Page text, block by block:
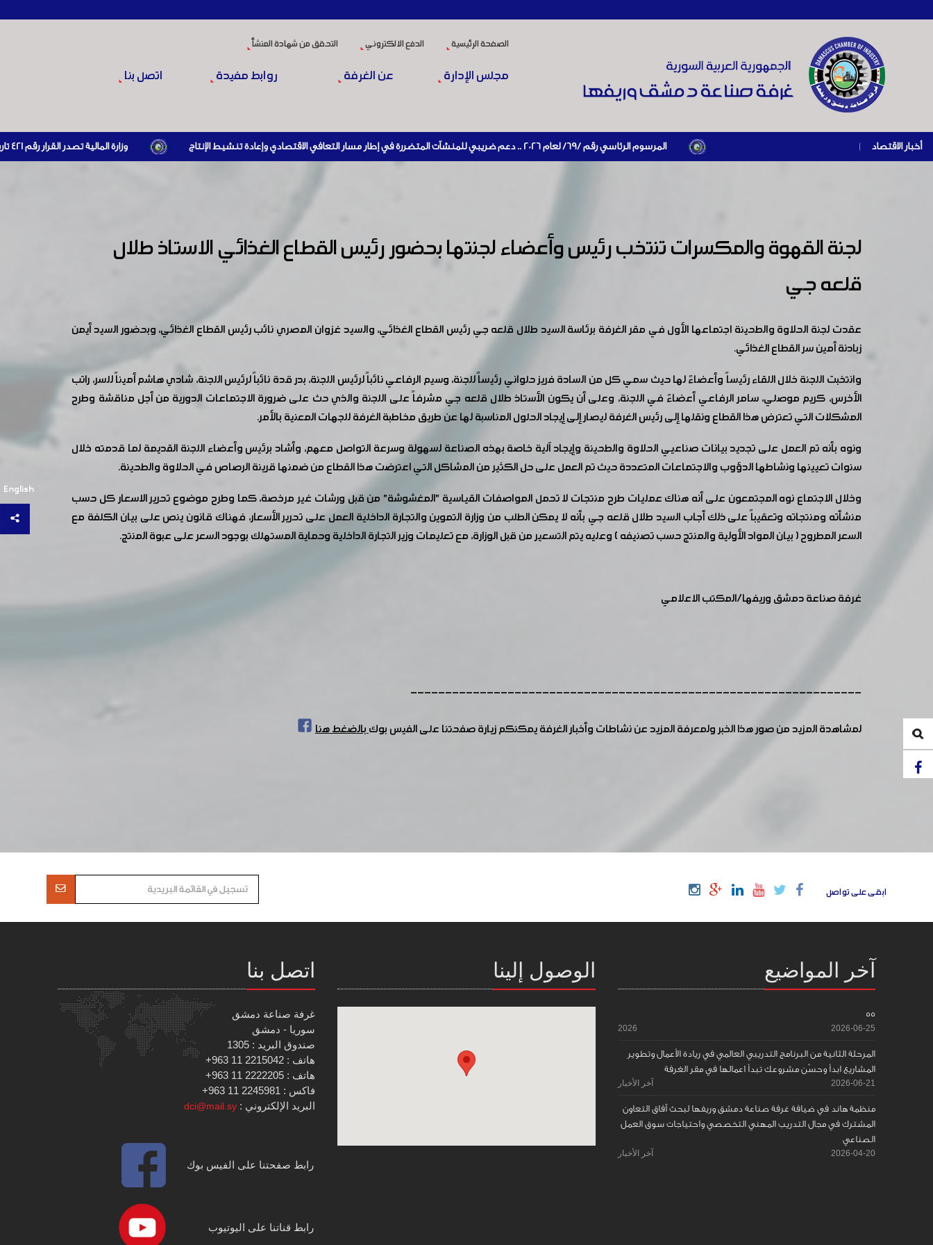
الصفحة الرئيسية الدفع الالكتروني التحقق من شهادة المنشأ
مجلس الإدارة عن الغرفة روابط مفيدة اتصل بنا
أخبار الاقتصاد | المرسوم الرئاسي رقم /69/ لعام 2026 .. دعم ضريبي للمنشآت المتضررة في إطار مسار التعافي الاقتصادي وإعادة تنشيط الإنتاج وزارة المالية تصدر القرار رقم 421 تاريخ 24/3/2026 المتضمن الزام المستوردين بإبراز براءة ذمة مالية سارية صادرة عن الهيئة العامة للضرائب والرسوم أو مديرياتها عند القيام بعمليات الاستيراد
English
لجنة القهوة والمكسرات تنتخب رئيس وأعضاء لجنتها بحضور رئيس القطاع الغذائي الاستاذ طلال
قلعه جي
عقدت لجنة الحلاوة والطحينة اجتماعها الأول في مقر الغرفة برئاسة السيد طلال قلعه جي رئيس القطاع الغذائي، والسيد غزوان المصري نائب رئيس القطاع الغذائي، وبحضور السيد أيمن
زبادنة أمين سر القطاع الغذائي.
وانتخبت اللجنة خلال اللقاء رئيساً وأعضاءً لها حيث سمي كل من السادة فريز حلواني رئيساً للجنة، وسيم الرفاعي نائباً لرئيس اللجنة، بدر قدة نائباً لرئيس اللجنة، شادي هاشم أميناً للسر، راتب
الأخرس، كريم موصلي، سامر الرفاعي أعضاءً في اللجنة، وعلى أن يكون الأستاذ طلال قلعه جي مشرفاً على اللجنة والذي حث على ضرورة الاجتماعات الدورية من أجل مناقشة وطرح
المشكلات التي تعترض هذا القطاع ونقلها إلى رئيس الغرفة ليصار إلى إيجاد الحلول المناسبة لها عن طريق مخاطبة الغرفة للجهات المعنية بالأمر.
ونوه بأنه تم العمل على تجديد بيانات صناعيي الحلاوة والطحينة وإيجاد آلية خاصة بهذه الصناعة لسهولة وسرعة التواصل معهم، وأشاد برئيس وأعضاء اللجنة القديمة لما قدمته خلال
سنوات تعيينها ونشاطها الدؤوب والاجتماعات المتعددة حيث تم العمل على حل الكثير من المشاكل التي اعترضت هذا القطاع من ضمنها قرينة الرصاص في الحلاوة والطحينة.
وخلال الاجتماع نوه المجتمعون على أنه هناك عمليات طرح منتجات لا تحمل المواصفات القياسية "المغشوشة" من قبل ورشات غير مرخصة، كما وطرح موضوع تحرير الاسعار كل حسب
منشأته ومنتجاته وتعقيباً على ذلك أجاب السيد طلال قلعه جي بأنه لا يمكن الطلب من وزارة التموين والتجارة الداخلية العمل على تحرير الأسعار، فهناك قانون ينص على بيان الكلفة مع
السعر المطروح ( بيان المواد الأولية والمنتج حسب تصنيفه ) وعليه يتم التسعير من قبل الوزارة، مع تعليمات وزير التجارة الداخلية وحماية المستهلك بوجود السعر على عبوة المنتج.
غرفة صناعة دمشق وريفها/المكتب الاعلامي
-----------------------------------------------------------------
لمشاهدة المزيد من صور هذا الخبر ولمعرفة المزيد عن نشاطات وأخبار الغرفة يمكنكم زيارة صفحتنا على الفيس بوكبالضغط هنا
ابقى على تواصل
آخر المواضيع
55
2026-06-25
2026
المرحلة الثانية من البرنامج التدريبي العالمي في ريادة الأعمال وتطوير
المشاريع ابدأ وحسّن مشروعك تبدأ اعمالها في مقر الغرفة
2026-06-21 آخر الأخبار
منظمة هاند في ضيافة غرفة صناعة دمشق وريفها لبحث آفاق التعاون
المشترك في مجال التدريب المهني التخصصي واحتياجات سوق العمل
الصناعي
2026-04-20 آخر الأخبار
الوصول إلينا اتصل بنا
غرفة صناعة دمشق
سوريا - دمشق
صندوق البريد : 1305
هاتف : 2215042 11 963+
هاتف : 2222205 11 963+
فاكس : 2245981 11 963+
البريد الإلكتروني : dci@mail.sy
رابط صفحتنا على الفيس بوك
رابط قناتنا على اليوتيوب